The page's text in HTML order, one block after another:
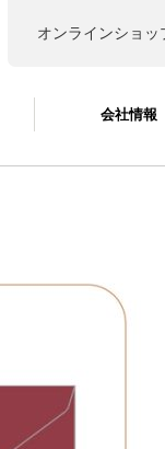
オンラインショッ
会社情報